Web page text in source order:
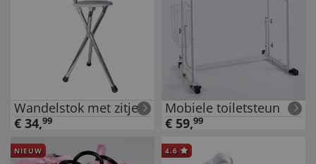
Wandelstok met zitje
€ 34,99
Mobiele toiletsteun
€ 59,99
NIEUW 4.6